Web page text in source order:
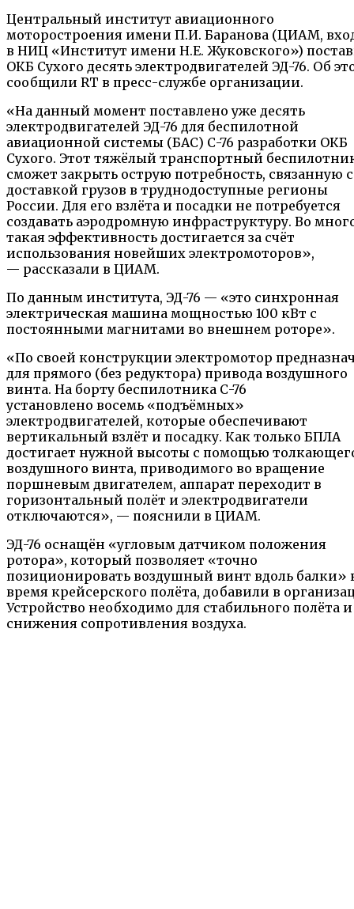
Центральный институт авиационного
моторостроения имени П.И. Баранова (ЦИАМ,
в НИЦ «Институт имени Н.Е. Жуковского»)
ОКБ Сухого десять электродвигателей ЭД-76. Об
сообщили RT в пресс-службе организации.
«На данный момент поставлено уже десять
электродвигателей ЭД-76 для беспилотной
авиационной системы (БАС) С-76 разработки ОКБ
Сухого. Этот тяжёлый транспортный
сможет закрыть острую потребность, связанную с
доставкой грузов в труднодоступные регионы
России. Для его взлёта и посадки не потребуется
создавать аэродромную инфраструктуру. Во
такая эффективность достигается за счёт
использования новейших электромоторов»,
— рассказали в ЦИАМ.
По данным института, ЭД-76 — «это синхронная
электрическая машина мощностью 100 кВт с
постоянными магнитами во внешнем роторе».
«По своей конструкции электромотор
для прямого (без редуктора) привода воздушного
винта. На борту беспилотника С-76
установлено восемь «подъёмных»
электродвигателей, которые обеспечивают
вертикальный взлёт и посадку. Как только БПЛА
достигает нужной высоты с помощью
воздушного винта, приводимого во вращение
поршневым двигателем, аппарат переходит в
горизонтальный полёт и электродвигатели
отключаются», — пояснили в ЦИАМ.
ЭД-76 оснащён «угловым датчиком положения
ротора», который позволяет «точно
позиционировать воздушный винт вдоль балки»
время крейсерского полёта, добавили в
Устройство необходимо для стабильного полёта и
снижения сопротивления воздуха.